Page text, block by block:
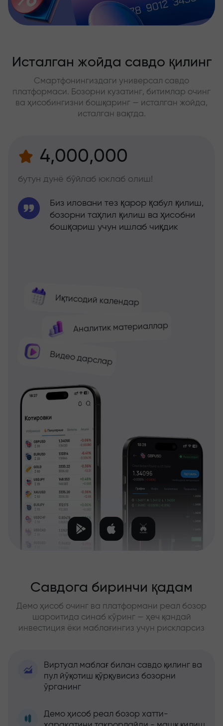
Исталган жойда савдо қилинг
Смартфонингиздаги универсал савдо
платформаси. Бозорни кузатинг, битимлар очинг
ва ҳисобингизни бошқаринг — исталган жойда,
исталган вақтда.
4,000,000
бутун дунё бўйлаб юклаб олиш!
Иқтисодий календар
Аналитик материаллар
Видео дарслар
Биз иловани тез қарор қабул қилиш,
бозорни таҳлил қилиш ва ҳисобни
бошқариш учун ишлаб чиқдик
Савдога биринчи қадам
Демо ҳисоб очинг ва платформани реал бозор
шароитида синаб кўринг — ҳеч қандай
инвестиция ёки маблағингиз учун рискларсиз
Виртуал маблағ билан савдо қилинг ва
пул йўқотиш қўрқувисиз бозорни
ўрганинг
Демо ҳисоб реал бозор хатти-